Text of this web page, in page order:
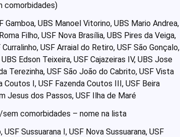
comorbidades)
Gamboa, UBS Manoel Vitorino, UBS Mario Andrea,
Filho, USF Nova Brasília, UBS Pires da Veiga,
USF Arraial do Retiro, USF São Gonçalo,
Edson Teixeira, USF Cajazeiras IV, UBS Jose
Terezinha, USF São João do Cabrito, USF Vista
I, USF Fazenda Coutos III, USF Beira
Jesus dos Passos, USF Ilha de Maré
comorbidades – nome na lista
Sussuarana I, USF Nova Sussuarana, USF